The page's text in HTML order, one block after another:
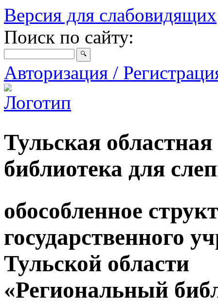
Версия для слабовидящих
Поиск по сайту:
Авторизация /
Тульская
библиотека для
обособленное
государственного
Тульской области
«Региональный